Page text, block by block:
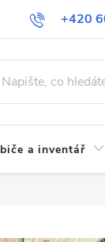
+420
zboží
a inventář